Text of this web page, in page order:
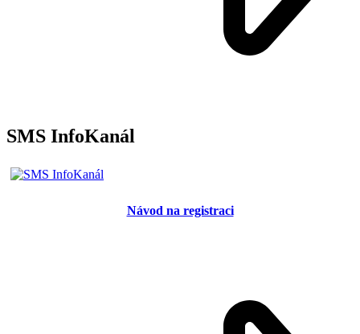
SMS InfoKanál
Návod na registraci